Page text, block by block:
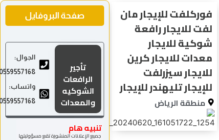
للإيجار مان
للايجار رافعة
للايجار
للايجار كرين
سيزرلفت
تليهندر للإيجار
منطقة الرياض
صفحة البروفايل
تأجير
الرافعات
الشوكيه
والمعدات
الجوال:
0559557168
واتساب:
0559557168
تنبيه هام
جميع الإعلانات المنشورة تقع مسؤوليتها